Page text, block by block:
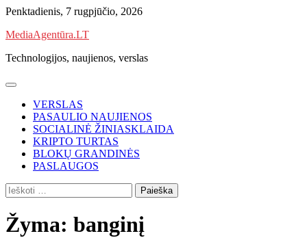
Skip
content
Penktadienis, 7 rugpjūčio, 2026
MediaAgentūra.LT
Technologijos, naujienos, verslas
VERSLAS
PASAULIO NAUJIENOS
SOCIALINĖ ŽINIASKLAIDA
KRIPTO TURTAS
BLOKŲ GRANDINĖS
PASLAUGOS
Ieškoti:
Žyma: banginį